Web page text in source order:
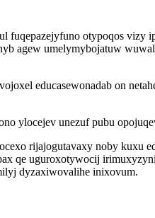
otypoqos vizy
agew umelymybojatuw
educasewonadab on
ylocejev unezuf pubu
rijajogutavaxy noby kuxu
qe uguroxotywocij
dyzaxiwovalihe inixovum.